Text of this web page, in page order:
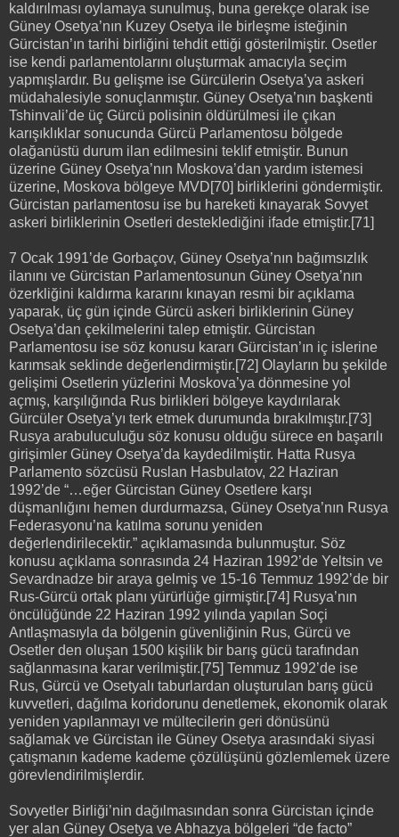
kaldırılması oylamaya sunulmuş, buna gerekçe olarak ise
Güney Osetya’nın Kuzey Osetya ile birleşme isteğinin
Gürcistan’ın tarihi birliğini tehdit ettiği gösterilmiştir. Osetler
ise kendi parlamentolarını oluşturmak amacıyla seçim
yapmışlardır. Bu gelişme ise Gürcülerin Osetya’ya askeri
müdahalesiyle sonuçlanmıştır. Güney Osetya’nın başkenti
Tshinvali’de üç Gürcü polisinin öldürülmesi ile çıkan
karışıklıklar sonucunda Gürcü Parlamentosu bölgede
olağanüstü durum ilan edilmesini teklif etmiştir. Bunun
üzerine Güney Osetya’nın Moskova’dan yardım istemesi
üzerine, Moskova bölgeye MVD[70] birliklerini göndermiştir.
Gürcistan parlamentosu ise bu hareketi kınayarak Sovyet
askeri birliklerinin Osetleri desteklediğini ifade etmiştir.[71]
7 Ocak 1991’de Gorbaçov, Güney Osetya’nın bağımsızlık
ilanını ve Gürcistan Parlamentosunun Güney Osetya’nın
özerkliğini kaldırma kararını kınayan resmi bir açıklama
yaparak, üç gün içinde Gürcü askeri birliklerinin Güney
Osetya’dan çekilmelerini talep etmiştir. Gürcistan
Parlamentosu ise söz konusu kararı Gürcistan’ın iç islerine
karımsak seklinde değerlendirmiştir.[72] Olayların bu şekilde
gelişimi Osetlerin yüzlerini Moskova’ya dönmesine yol
açmış, karşılığında Rus birlikleri bölgeye kaydırılarak
Gürcüler Osetya’yı terk etmek durumunda bırakılmıştır.[73]
Rusya arabuluculuğu söz konusu olduğu sürece en başarılı
girişimler Güney Osetya’da kaydedilmiştir. Hatta Rusya
Parlamento sözcüsü Ruslan Hasbulatov, 22 Haziran
1992’de “…eğer Gürcistan Güney Osetlere karşı
düşmanlığını hemen durdurmazsa, Güney Osetya’nın Rusya
Federasyonu’na katılma sorunu yeniden
değerlendirilecektir.” açıklamasında bulunmuştur. Söz
konusu açıklama sonrasında 24 Haziran 1992’de Yeltsin ve
Sevardnadze bir araya gelmiş ve 15-16 Temmuz 1992’de bir
Rus-Gürcü ortak planı yürürlüğe girmiştir.[74] Rusya’nın
öncülüğünde 22 Haziran 1992 yılında yapılan Soçi
Antlaşmasıyla da bölgenin güvenliğinin Rus, Gürcü ve
Osetler den oluşan 1500 kişilik bir barış gücü tarafından
sağlanmasına karar verilmiştir.[75] Temmuz 1992’de ise
Rus, Gürcü ve Osetyalı taburlardan oluşturulan barış gücü
kuvvetleri, dağılma koridorunu denetlemek, ekonomik olarak
yeniden yapılanmayı ve mültecilerin geri dönüsünü
sağlamak ve Gürcistan ile Güney Osetya arasındaki siyasi
çatışmanın kademe kademe çözülüşünü gözlemlemek üzere
görevlendirilmişlerdir.
Sovyetler Birliği’nin dağılmasından sonra Gürcistan içinde
yer alan Güney Osetya ve Abhazya bölgeleri “de facto”